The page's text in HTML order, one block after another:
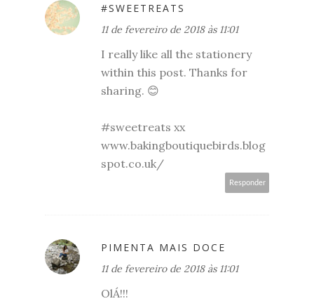
#SWEETREATS
11 de fevereiro de 2018 às 11:01
I really like all the stationery
within this post. Thanks for
sharing. 😊
#sweetreats xx
www.bakingboutiquebirds.blog
spot.co.uk/
Responder
PIMENTA MAIS DOCE
11 de fevereiro de 2018 às 11:01
OlÁ!!!